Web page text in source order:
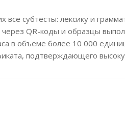
субтесты: лексику и
QR-коды и образцы
в объеме более 10 000
подтверждающего